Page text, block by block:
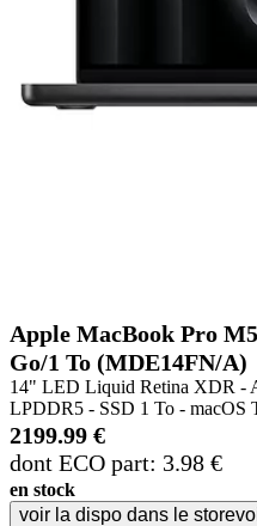
Apple MacBook Pro
Go/1 To (MDE14FN/A)
14" LED Liquid Retina XDR -
LPDDR5 - SSD 1 To - macOS
2199.99 €
dont ECO part: 3.98 €
en stock
voir la dispo dans le store